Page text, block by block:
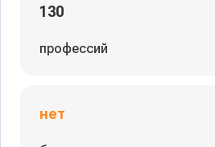
130
профессий
нет